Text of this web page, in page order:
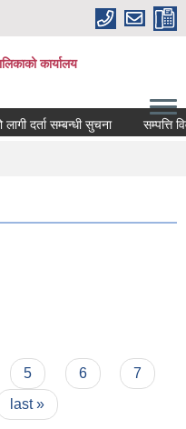
कार्यालय
दर्ता सम्बन्धी सुचना सम्पत्ति
5 6
7
last »